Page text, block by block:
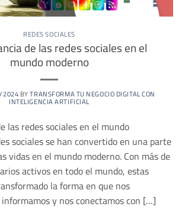
REDES SOCIALES
de las redes sociales en el
mundo moderno
BYTRANSFORMA TU NEGOCIO DIGITAL CON
INTELIGENCIA ARTIFICIAL
las redes sociales en el mundo
sociales se han convertido en una parte
vidas en el mundo moderno. Con más de
activos en todo el mundo, estas
la forma en que nos
y nos conectamos con […]